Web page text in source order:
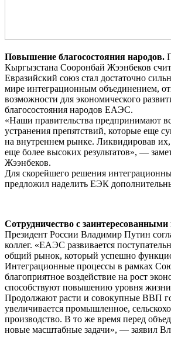
Повышение благосостояния народов.
Кыргызстана Сооронбай Жээнбеков
Евразийский союз стал достаточно
мире интеграционным объединением,
возможности для экономического
благосостояния народов ЕАЭС.
«Наши правительства предпринимают
устранения препятствий, которые еще
на внутреннем рынке. Ликвидировав
еще более высоких результатов», —
Жээнбеков.
Для скорейшего решения
предложил наделить ЕЭК
Сотрудничество с
Президент России Владимир Путин
коллег. «ЕАЭС развивается
общий рынок, который успешно
Интеграционные процессы в рамках
благоприятное воздействие на рост
способствуют повышению уровня
Продолжают расти и совокупные ВВП
увеличивается промышленное,
производство. В то же время перед
новые масштабные задачи», — заявил